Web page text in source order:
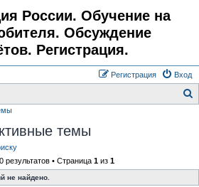
России. Обучение на
Обсуждение
Регистрация.
Вход
Регистрация
темы
результатов • Страница 1из 1
не найдено.